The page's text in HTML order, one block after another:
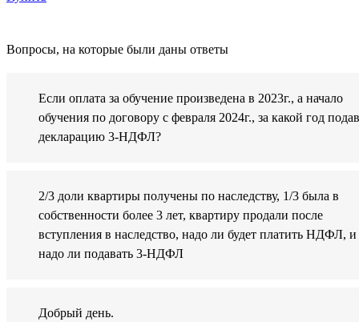
Вопросы, на которые были даны ответы
Если оплата за обучение произведена в 2023г., а начало
обучения по договору с февраля 2024г., за какой год
декларацию 3-НДФЛ?
2/3 доли квартиры получены по наследству, 1/3 была в
собственности более 3 лет, квартиру продали после
вступления в наследство, надо ли будет платить НДФЛ, и
надо ли подавать 3-НДФЛ
Добрый день.